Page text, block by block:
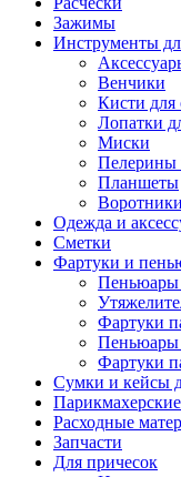
Зажимы
Инструменты
Венчики
Кисти для
Лопатки
Миски
Пелерины
Планшеты
Воротники
Одежда и
Сметки
Фартуки и
Пеньюары
Фартуки
Пеньюары
Фартуки
Сумки и кейсы
Расходные
Запчасти
Для причесок